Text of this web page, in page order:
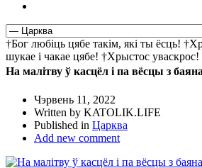
†Бог любіць цябе такім, які ты ёсць!
шукае і чакае цябе! †Хрыстос
На малітву ў касцёл і па вёсцы з
Чэрвень 11, 2022
Written by KATOLIK.LIFE
Published in Царква
Add new comment